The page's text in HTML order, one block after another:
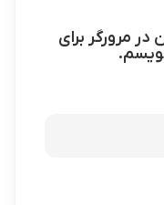
مرورگر برای